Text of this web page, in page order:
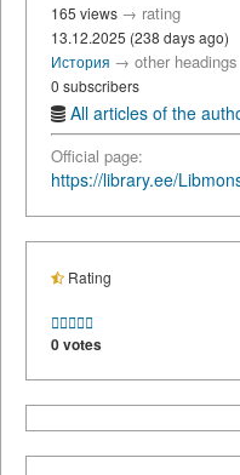
165 views → rating
13.12.2025 (238 days ago)
История → other headings
0 subscribers
All articles of the
Official page:
https://library.ee/
Rating

0 votes